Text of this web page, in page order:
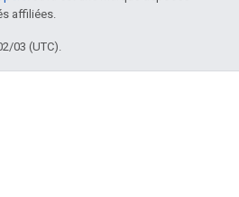
affiliées.
03 (UTC).